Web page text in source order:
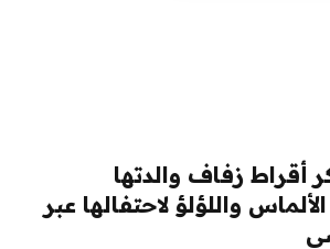
أقراط زفاف والدتها
واللؤلؤ لاحتفالها عبر